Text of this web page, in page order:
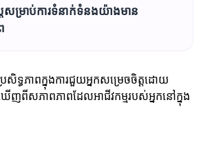
សម្រាប់ការទំនាក់ទំនងយ៉ាងមាន
រសិទ្ធភាពក្នុងការជួយអ្នកសម្រេចចិត្តដោយ
ើញពីសភាពភាពដែលអាជីវកម្មរបស់អ្នកនៅក្នុង